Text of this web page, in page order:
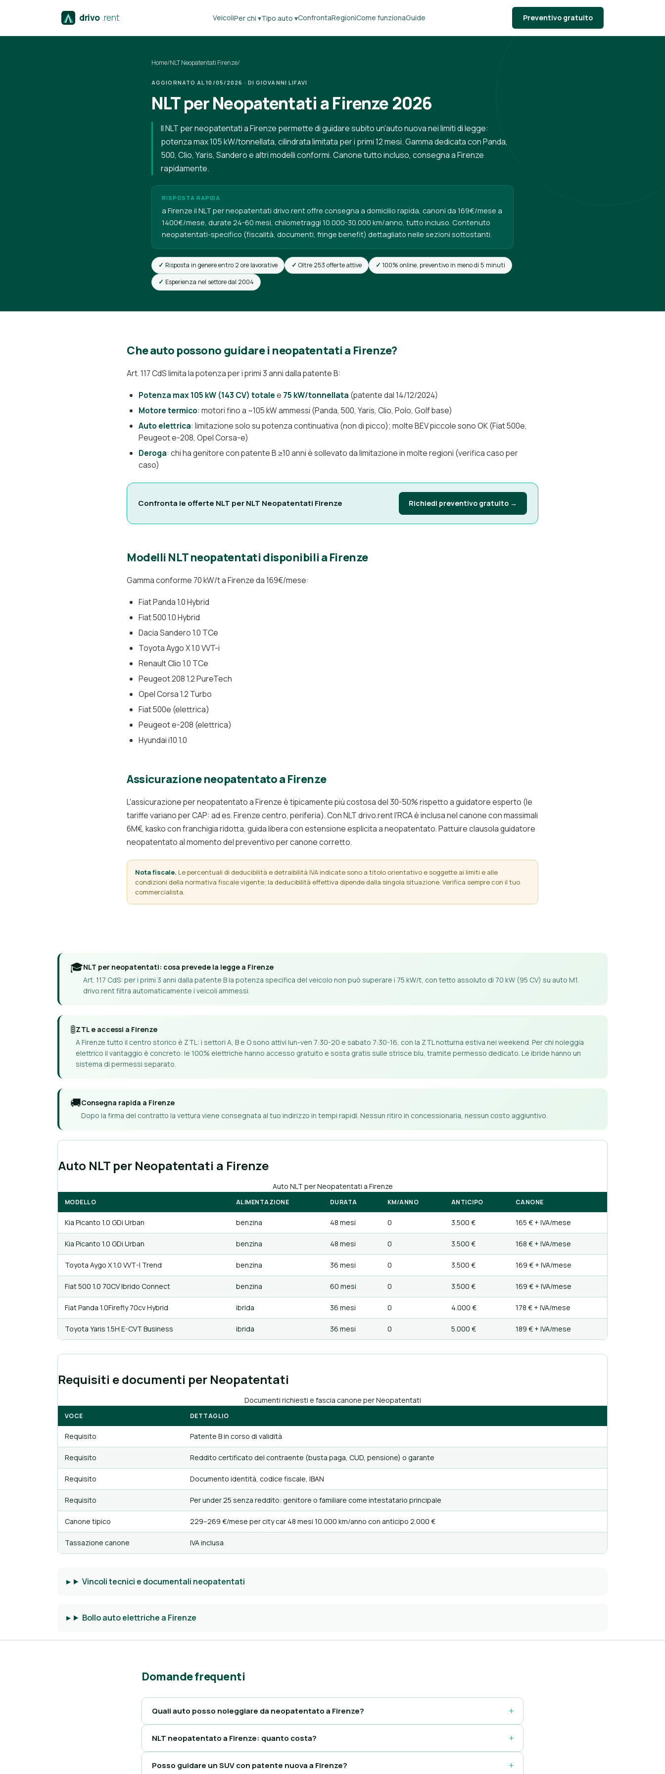
drivo .rent VeicoliPer chi ▾Tipo auto ▾ConfrontaRegioniCome funzionaGuide Preventivo gratuito
Home/NLT Neopatentati Firenze/
AGGIORNATO AL 10/05/2026 · DI GIOVANNI LIFAVI
NLT per Neopatentati a Firenze 2026
Il NLT per neopatentati a Firenze permette di guidare subito un'auto nuova nei limiti di legge:
potenza max 105 kW/tonnellata, cilindrata limitata per i primi 12 mesi. Gamma dedicata con Panda,
500, Clio, Yaris, Sandero e altri modelli conformi. Canone tutto incluso, consegna a Firenze
rapidamente.
RISPOSTA RAPIDA
a Firenze il NLT per neopatentati drivo.rent offre consegna a domicilio rapida, canoni da 169€/mese a
1400€/mese, durate 24-60 mesi, chilometraggi 10.000-30.000 km/anno, tutto incluso. Contenuto
neopatentati-specifico (fiscalità, documenti, fringe benefit) dettagliato nelle sezioni sottostanti.
Risposta in genere entro 2 ore lavorative Oltre 253 offerte attive
100% online, preventivo in meno di 5 minuti
Esperienza nel settore dal 2004
Che auto possono guidare i neopatentati a Firenze?
Art. 117 CdS limita la potenza per i primi 3 anni dalla patente B:
Potenza max 105 kW (143 CV) totalee 75 kW/tonnellata (patente dal 14/12/2024)
Motore termico: motori fino a ~105 kW ammessi (Panda, 500, Yaris, Clio, Polo, Golf base)
Auto elettrica: limitazione solo su potenza continuativa (non di picco); molte BEV piccole sono OK (Fiat 500e,
Peugeot e-208, Opel Corsa-e)
Deroga: chi ha genitore con patente B ≥10 anni è sollevato da limitazione in molte regioni (verifica caso per
caso)
Confronta le offerte NLT per NLT Neopatentati Firenze Richiedi preventivo gratuito →
Modelli NLT neopatentati disponibili a Firenze
Gamma conforme 70 kW/t a Firenze da 169€/mese:
Fiat Panda 1.0 Hybrid
Fiat 500 1.0 Hybrid
Dacia Sandero 1.0 TCe
Toyota Aygo X 1.0 VVT-i
Renault Clio 1.0 TCe
Peugeot 208 1.2 PureTech
Opel Corsa 1.2 Turbo
Fiat 500e (elettrica)
Peugeot e-208 (elettrica)
Hyundai i10 1.0
Assicurazione neopatentato a Firenze
L'assicurazione per neopatentato a Firenze è tipicamente più costosa del 30-50% rispetto a guidatore esperto (le
tariffe variano per CAP: ad es. Firenze centro, periferia). Con NLT drivo.rent l'RCA è inclusa nel canone con massimali
6M€, kasko con franchigia ridotta, guida libera con estensione esplicita a neopatentato. Pattuire clausola guidatore
neopatentato al momento del preventivo per canone corretto.
Nota fiscale. Le percentuali di deducibilità e detraibilità IVA indicate sono a titolo orientativo e soggette ai limiti e alle
condizioni della normativa fiscale vigente; la deducibilità effettiva dipende dalla singola situazione. Verifica sempre con il tuo
commercialista.
🎓NLT per neopatentati: cosa prevede la legge a Firenze
Art. 117 CdS: per i primi 3 anni dalla patente B la potenza specifica del veicolo non può superare i 75 kW/t, con tetto assoluto di 70 kW (95 CV) su auto M1.
drivo.rent filtra automaticamente i veicoli ammessi.
🚦ZTL e accessi a Firenze
A Firenze tutto il centro storico è ZTL: i settori A, B e O sono attivi lun-ven 7:30-20 e sabato 7:30-16, con la ZTL notturna estiva nei weekend. Per chi noleggia
elettrico il vantaggio è concreto: le 100% elettriche hanno accesso gratuito e sosta gratis sulle strisce blu, tramite permesso dedicato. Le ibride hanno un
sistema di permessi separato.
🚚Consegna rapida a Firenze
Dopo la firma del contratto la vettura viene consegnata al tuo indirizzo in tempi rapidi. Nessun ritiro in concessionaria, nessun costo aggiuntivo.
Auto NLT per Neopatentati a Firenze
Auto NLT per Neopatentati a Firenze
MODELLO ALIMENTAZIONE DURATA KM/ANNO ANTICIPO CANONE
Kia Picanto 1.0 GDi Urban benzina 48 mesi 0 3.500 € 165 € + IVA/mese
Kia Picanto 1.0 GDi Urban benzina 48 mesi 0 3.500 € 168 € + IVA/mese
Toyota Aygo X 1.0 VVT-I Trend benzina 36 mesi 0 3.500 € 169 € + IVA/mese
Fiat 500 1.0 70CV Ibrido Connect benzina 60 mesi 0 3.500 € 169 € + IVA/mese
Fiat Panda 1.0Firefly 70cv Hybrid ibrida 36 mesi 0 4.000 € 178 € + IVA/mese
Toyota Yaris 1.5H E-CVT Business ibrida 36 mesi 0 5.000 € 189 € + IVA/mese
Requisiti e documenti per Neopatentati
Documenti richiesti e fascia canone per Neopatentati
VOCE DETTAGLIO
Requisito Patente B in corso di validità
Requisito Reddito certificato del contraente (busta paga, CUD, pensione) o garante
Requisito Documento identità, codice fiscale, IBAN
Requisito Per under 25 senza reddito: genitore o familiare come intestatario principale
Canone tipico 229–269 €/mese per city car 48 mesi 10.000 km/anno con anticipo 2.000 €
Tassazione canone IVA inclusa
Vincoli tecnici e documentali neopatentati
Bollo auto elettriche a Firenze
Domande frequenti
Quali auto posso noleggiare da neopatentato a Firenze?
NLT neopatentato a Firenze: quanto costa?
Posso guidare un SUV con patente nuova a Firenze?